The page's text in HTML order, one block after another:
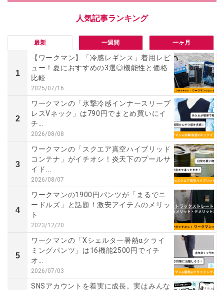
最新 一週間 一ヶ月
1
【ワークマン】「冷感レギンス」着用レビ
ュー！夏におすすめの3選◎機能性と価格
比較
2025/07/16
2
ワークマンの「氷撃冷感インナースリーブ
レスVネック」は790円でまとめ買いにイ
チ...
2026/08/08
3
ワークマンの「スクエア真空ハイブリッド
コンテナ」がイチオシ！炎天下のプールサ
イド...
2026/08/07
4
ワークマンの1900円パンツが「まるでニ
ードルズ」と話題！激安アイテムのメリッ
ト...
2023/12/20
5
ワークマンの「Xシェルター暑熱αクライ
ミングパンツ」は16機能2500円でイチ
オ...
2026/07/03
SNSアカウントを着実に成長。実はみんな